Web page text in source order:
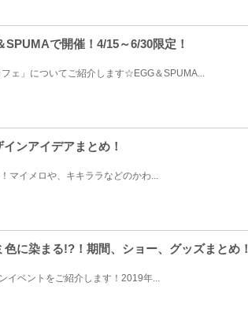
で開催！4/15～6/30限定！
ェ」についてご紹介します☆EGG＆SPUMA...
ンアイデアまとめ！
マイメロや、キキララなどのかわ...
に染まる!?！期間、ショー、グッズまとめ！
イベントをご紹介します！2019年...